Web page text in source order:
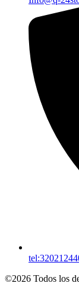
©2026 Todos los